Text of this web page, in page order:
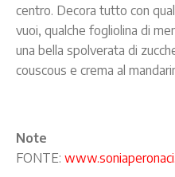
centro. Decora tutto con
vuoi, qualche fogliolina di
una bella spolverata di
couscous e crema al
Note
FONTE: